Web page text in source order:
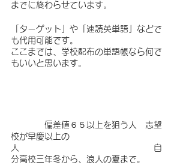
までに終わらせています。
「ターゲット」や「速読英単語」などで
も代用可能です。
ここまでは、学校配布の単語帳なら何で
もいいと思います。
偏差値６５以上を狙う人　志望
校が早慶以上の
人　　　　　　　　　　　　　　　　自
分高校三年冬から、浪人の夏まで。